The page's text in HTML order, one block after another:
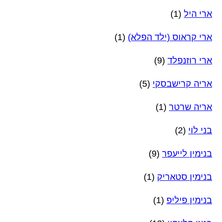
ארי היל (1)
ארי קראוס (ילד הפלא) (1)
ארי רוזנפלד (9)
אריה קרישבסקי (5)
אריה שרטר (1)
בני לוי (2)
בנימין לייעפר (9)
בנימין סטאריק (1)
בנימין פיליפ (1)